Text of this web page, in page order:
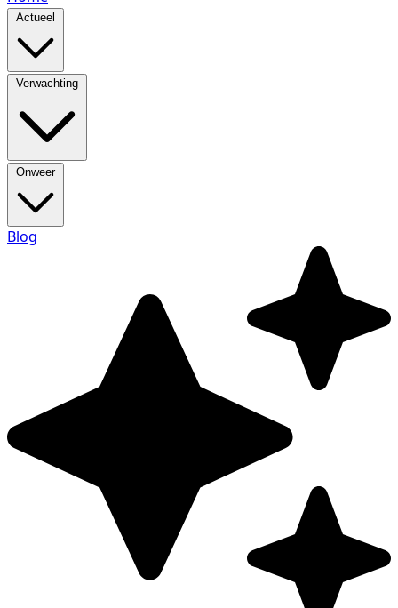
Actueel
Verwachting
Onweer
Blog